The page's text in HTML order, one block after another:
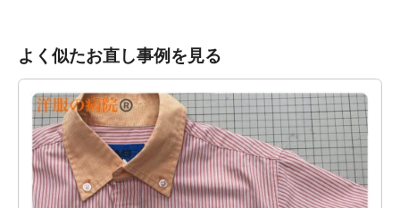
よく似たお直し事例を見る